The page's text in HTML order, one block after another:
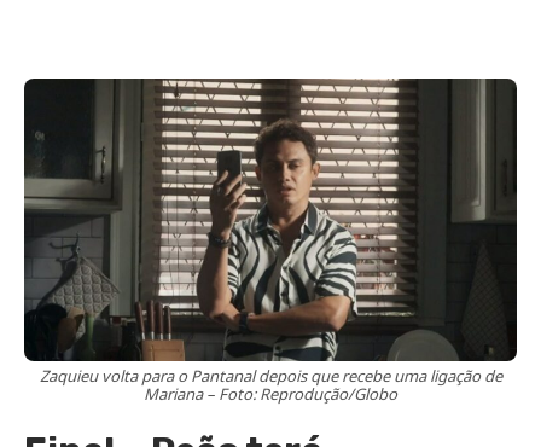
Zaquieu volta para o Pantanal depois que recebe uma ligação de
Mariana – Foto: Reprodução/Globo